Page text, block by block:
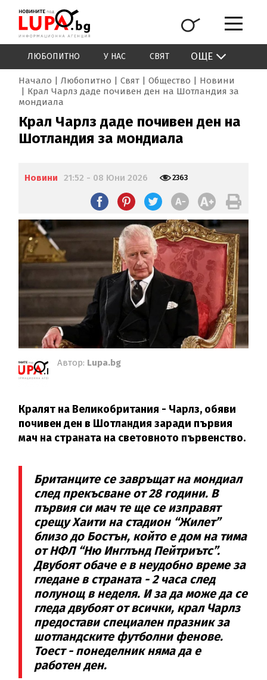
ЛЮБОПИТНО У НАС СВЯТ ОЩЕ
Начало Любопитно Свят Общество
Новини
Крал Чарлз даде почивен ден на Шотландия за
мондиала
Крал Чарлз даде почивен ден на
Шотландия за мондиала
Новини 21:52 - 08 Юни 2026 2363
Автор: Lupa.bg
Кралят на Великобритания - Чарлз, обяви
почивен ден в Шотландия заради първия
мач на страната на световното първенство.
Британците се завръщат на мондиал
след прекъсване от 28 години. В
първия си мач те ще се изправят
срещу Хаити на стадион “Жилет”
близо до Бостън, който е дом на тима
от НФЛ “Ню Инглънд Пейтриътс”.
Двубоят обаче е в неудобно време за
гледане в страната - 2 часа след
полунощ в неделя. И за да може да се
гледа двубоят от всички, крал Чарлз
предостави специален празник за
шотландските футболни фенове.
Тоест - понеделник няма да е
работен ден.